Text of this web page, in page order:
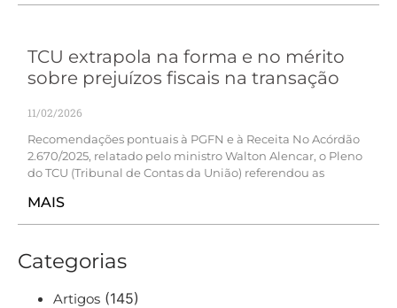
TCU extrapola na forma e no mérito
sobre prejuízos fiscais na transação
11/02/2026
Recomendações pontuais à PGFN e à Receita No Acórdão
2.670/2025, relatado pelo ministro Walton Alencar, o Pleno
do TCU (Tribunal de Contas da União) referendou as
MAIS
Categorias
Artigos (145)